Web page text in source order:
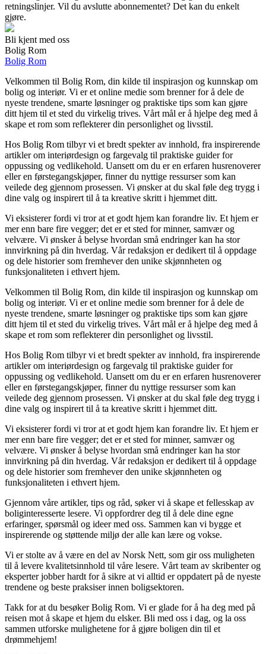
retningslinjer. Vil du avslutte abonnementet? Det kan du enkelt
gjøre.
Bli kjent med oss
Bolig Rom
Bolig Rom
Velkommen til Bolig Rom, din kilde til inspirasjon og kunnskap om
bolig og interiør. Vi er et online medie som brenner for å dele de
nyeste trendene, smarte løsninger og praktiske tips som kan gjøre
ditt hjem til et sted du virkelig trives. Vårt mål er å hjelpe deg med å
skape et rom som reflekterer din personlighet og livsstil.
Hos Bolig Rom tilbyr vi et bredt spekter av innhold, fra inspirerende
artikler om interiørdesign og fargevalg til praktiske guider for
oppussing og vedlikehold. Uansett om du er en erfaren husrenoverer
eller en førstegangskjøper, finner du nyttige ressurser som kan
veilede deg gjennom prosessen. Vi ønsker at du skal føle deg trygg i
dine valg og inspirert til å ta kreative skritt i hjemmet ditt.
Vi eksisterer fordi vi tror at et godt hjem kan forandre liv. Et hjem er
mer enn bare fire vegger; det er et sted for minner, samvær og
velvære. Vi ønsker å belyse hvordan små endringer kan ha stor
innvirkning på din hverdag. Vår redaksjon er dedikert til å oppdage
og dele historier som fremhever den unike skjønnheten og
funksjonaliteten i ethvert hjem.
Velkommen til Bolig Rom, din kilde til inspirasjon og kunnskap om
bolig og interiør. Vi er et online medie som brenner for å dele de
nyeste trendene, smarte løsninger og praktiske tips som kan gjøre
ditt hjem til et sted du virkelig trives. Vårt mål er å hjelpe deg med å
skape et rom som reflekterer din personlighet og livsstil.
Hos Bolig Rom tilbyr vi et bredt spekter av innhold, fra inspirerende
artikler om interiørdesign og fargevalg til praktiske guider for
oppussing og vedlikehold. Uansett om du er en erfaren husrenoverer
eller en førstegangskjøper, finner du nyttige ressurser som kan
veilede deg gjennom prosessen. Vi ønsker at du skal føle deg trygg i
dine valg og inspirert til å ta kreative skritt i hjemmet ditt.
Vi eksisterer fordi vi tror at et godt hjem kan forandre liv. Et hjem er
mer enn bare fire vegger; det er et sted for minner, samvær og
velvære. Vi ønsker å belyse hvordan små endringer kan ha stor
innvirkning på din hverdag. Vår redaksjon er dedikert til å oppdage
og dele historier som fremhever den unike skjønnheten og
funksjonaliteten i ethvert hjem.
Gjennom våre artikler, tips og råd, søker vi å skape et fellesskap av
boliginteresserte lesere. Vi oppfordrer deg til å dele dine egne
erfaringer, spørsmål og ideer med oss. Sammen kan vi bygge et
inspirerende og støttende miljø der alle kan lære og vokse.
Vi er stolte av å være en del av Norsk Nett, som gir oss muligheten
til å levere kvalitetsinnhold til våre lesere. Vårt team av skribenter og
eksperter jobber hardt for å sikre at vi alltid er oppdatert på de nyeste
trendene og beste praksiser innen boligsektoren.
Takk for at du besøker Bolig Rom. Vi er glade for å ha deg med på
reisen mot å skape et hjem du elsker. Bli med oss i dag, og la oss
sammen utforske mulighetene for å gjøre boligen din til et
drømmehjem!